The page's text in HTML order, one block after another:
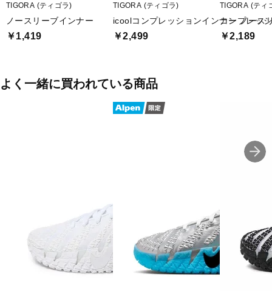
TIGORA (ティゴラ)
ノースリーブインナー
￥1,419
TIGORA (ティゴラ)
icoolコンプレッションインナー ノース
￥2,499
TIGORA (ティ
コンプレッ
￥2,189
よく一緒に買われている商品